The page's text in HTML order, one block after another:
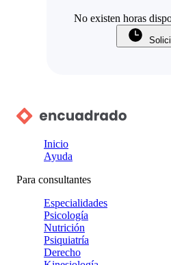
No existen horas
Inicio
Ayuda
Para consultantes
Especialidades
Psicología
Nutrición
Psiquiatría
Derecho